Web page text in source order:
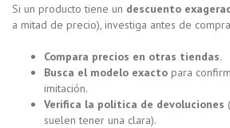
Si un producto tiene un descuento
a mitad de precio), investiga antes de
Compara precios en otras tiendas.
Busca el modelo exacto para
imitación.
Verifica la política de devoluciones
suelen tener una clara).